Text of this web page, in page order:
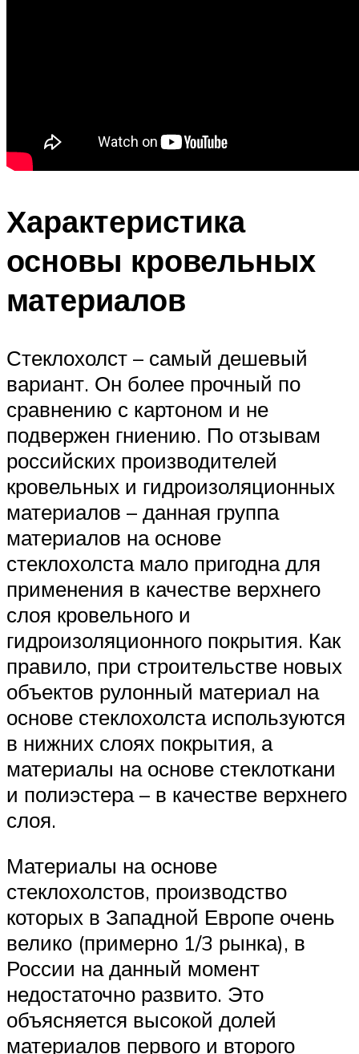
Характеристика
основы кровельных
материалов
Стеклохолст – самый дешевый
вариант. Он более прочный по
сравнению с картоном и не
подвержен гниению. По отзывам
российских производителей
кровельных и гидроизоляционных
материалов – данная группа
материалов на основе
стеклохолста мало пригодна для
применения в качестве верхнего
слоя кровельного и
гидроизоляционного покрытия. Как
правило, при строительстве новых
объектов рулонный материал на
основе стеклохолста используются
в нижних слоях покрытия, а
материалы на основе стеклоткани
и полиэстера – в качестве верхнего
слоя.
Материалы на основе
стеклохолстов, производство
которых в Западной Европе очень
велико (примерно 1/3 рынка), в
России на данный момент
недостаточно развито. Это
объясняется высокой долей
материалов первого и второго